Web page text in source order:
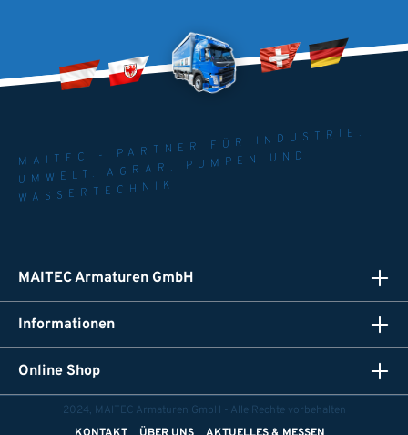
MAITEC - PARTNER FÜR INDUSTRIE.
UMWELT. AGRAR. PUMPEN UND
WASSERTECHNIK
MAITEC Armaturen GmbH
Informationen
Online Shop
2024, MAITEC Armaturen GmbH - Alle Rechte vorbehalten